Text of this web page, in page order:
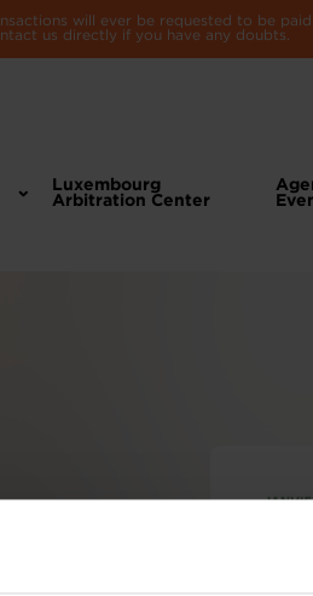
will ever be requested to be
us directly if you have any doubts.
Luxembourg
Arbitration Center